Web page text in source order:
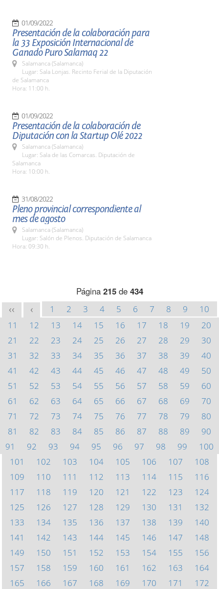
01/09/2022
Presentación de la colaboración para
la 33 Exposición Internacional de
Ganado Puro Salamaq 22
Salamanca (Salamanca)
Lugar: Sala Lonjas. Recinto Ferial de la Diputación
de Salamanca
Hora: 11:00 h.
01/09/2022
Presentación de la colaboración de
Diputación con la Startup Olé 2022
Salamanca (Salamanca)
Lugar: Sala de las Comarcas. Diputación de
Salamanca
Hora: 10:00 h.
31/08/2022
Pleno provincial correspondiente al
mes de agosto
Salamanca (Salamanca)
Lugar: Salón de Plenos. Diputación de Salamanca
Hora: 09:30 h.
Página 215de 434
<< < 1 2 3 4 5 6 7 8 9
10
11
12 13 14 15 16 17 18 19
20
21
22 23 24 25 26 27 28 29
30
31
32 33 34 35 36 37 38 39
40
41
42 43 44 45 46 47 48 49
50
51
52 53 54 55 56 57 58 59
60
61
62 63 64 65 66 67 68 69
70
71
72 73 74 75 76 77 78 79
80
81
82 83 84 85 86 87 88 89
90
91
92 93 94 95 96 97 98 99
100
101
102 103 104 105 106 107
108
109
110 111 112 113 114 115
116
117
118 119 120 121 122 123
124
125
126 127 128 129 130 131
132
133
134 135 136 137 138 139
140
141
142 143 144 145 146 147
148
149
150 151 152 153 154 155
156
157
158 159 160 161 162 163
164
165
166 167 168 169 170 171
172